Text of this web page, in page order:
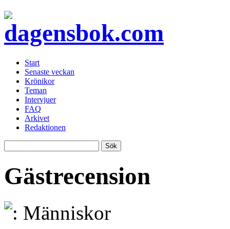
Start
Senaste veckan
Krönikor
Teman
Intervjuer
FAQ
Arkivet
Redaktionen
Gästrecension